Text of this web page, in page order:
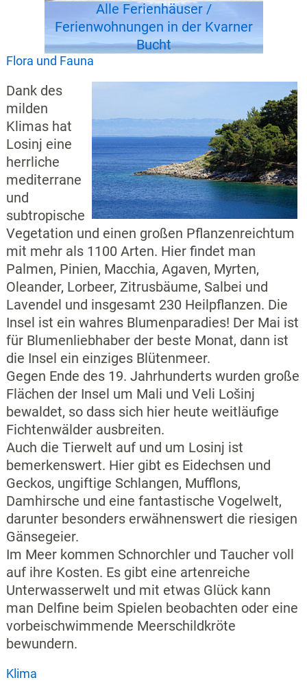
Alle Ferienhäuser /
Ferienwohnungen in der Kvarner
Bucht
Flora und Fauna
Dank des
milden
Klimas hat
Losinj eine
herrliche
mediterrane
und
subtropische
Vegetation und einen großen Pflanzenreichtum
mit mehr als 1100 Arten. Hier findet man
Palmen, Pinien, Macchia, Agaven, Myrten,
Oleander, Lorbeer, Zitrusbäume, Salbei und
Lavendel und insgesamt 230 Heilpflanzen. Die
Insel ist ein wahres Blumenparadies! Der Mai ist
für Blumenliebhaber der beste Monat, dann ist
die Insel ein einziges Blütenmeer.
Gegen Ende des 19. Jahrhunderts wurden große
Flächen der Insel um Mali und Veli Lošinj
bewaldet, so dass sich hier heute weitläufige
Fichtenwälder ausbreiten.
Auch die Tierwelt auf und um Losinj ist
bemerkenswert. Hier gibt es Eidechsen und
Geckos, ungiftige Schlangen, Mufflons,
Damhirsche und eine fantastische Vogelwelt,
darunter besonders erwähnenswert die riesigen
Gänsegeier.
Im Meer kommen Schnorchler und Taucher voll
auf ihre Kosten. Es gibt eine artenreiche
Unterwasserwelt und mit etwas Glück kann
man Delfine beim Spielen beobachten oder eine
vorbeischwimmende Meerschildkröte
bewundern.
Klima